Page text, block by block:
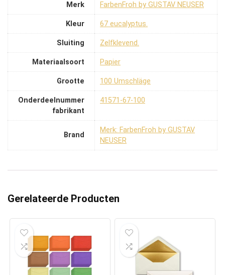
Merk ‎FarbenFroh by GUSTAV NEUSER
Kleur ‎67 eucalyptus.
Sluiting ‎Zelfklevend.
Materiaalsoort ‎Papier
Grootte ‎100 Umschläge
Onderdeelnummer
fabrikant
‎41571-67-100
Brand
Merk: FarbenFroh by GUSTAV
NEUSER
Gerelateerde Producten